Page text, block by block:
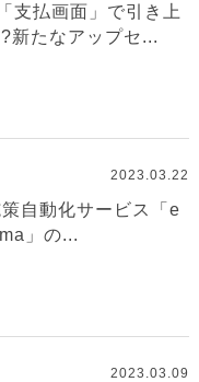
支払画面」で引き上
新たなアップセ...
2023.03.22
自動化サービス「e
」の...
2023.03.09